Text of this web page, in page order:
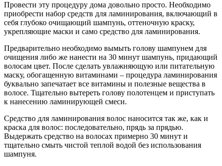
Провести эту процедуру дома довольно просто. Необходимо
приобрести набор средств для ламинирования, включающий в
себя глубоко очищающий шампунь, оттеночную краску,
укрепляющие маски и само средство для ламинирования.
Предварительно необходимо вымыть голову шампунем для
очищения либо же нанести на 30 минут шампунь, придающий
волосам цвет. После сделать увлажняющую или питательную
маску, обогащенную витаминами – процедура ламинирования
буквально запечатает все витамины и полезные вещества в
волосе. Тщательно вытереть голову полотенцем и приступать
к нанесению ламинирующей смеси.
Средство для ламинирования волос наносится так же, как и
краска для волос: последовательно, прядь за прядью.
Выдержать средство на волосах примерно 30 минут и
тщательно смыть чистой теплой водой без использования
шампуня.